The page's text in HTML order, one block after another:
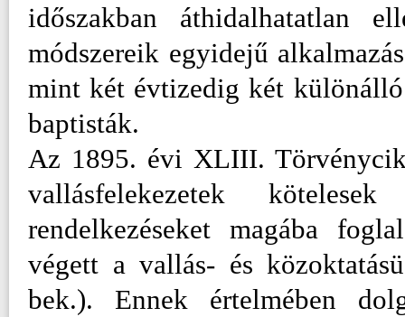
időszakban áthidalhatatlan
módszereik egyidejű
mint két évtizedig két
baptisták.
Az 1895. évi XLIII.
vallásfelekezetek
rendelkezéseket magába
végett a vallás- és
bek.). Ennek értelmében